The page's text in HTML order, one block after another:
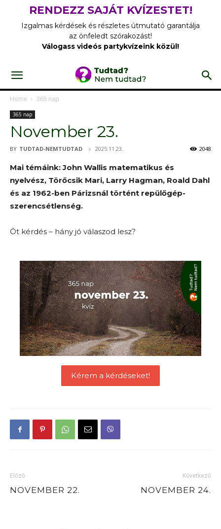
RENDEZZ SAJÁT KVÍZESTET!
Izgalmas kérdések és részletes útmutató garantálja
az önfeledt szórakozást!
Válogass videós partykvízeink közül!
Home 365 nap
365 nap
November 23.
BY TUDTAD-NEMTUDTAD 2025.11.23. 2048
Mai témáink: John Wallis matematikus és
nyelvész, Törőcsik Mari, Larry Hagman, Roald Dahl
és az 1962-ben Párizsnál történt repülőgép-
szerencsétlenség.
Öt kérdés – hány jó válaszod lesz?
Kérem a kérdéseket!
Előző
NOVEMBER 22.
Következő
NOVEMBER 24.